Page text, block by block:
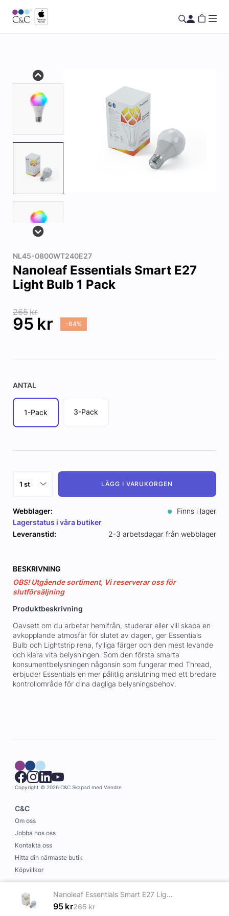
NL45-0800WT240E27
Nanoleaf Essentials Smart E27
Light Bulb 1 Pack
265kr
95 kr -64%
ANTAL
1-Pack 3-Pack
LÄGG I VARUKORGEN
Nanoleaf Essentials Smart E27 Light Bulb 1 Pack
95 kr265kr
Webblager:
Finns i lager
Lagerstatus i våra butiker
Leveranstid:
2-3 arbetsdagar från webblager
BESKRIVNING
OBS! Utgående sortiment, Vi reserverar oss för
slutförsäljning
Produktbeskrivning
Oavsett om du arbetar hemifrån, studerar eller vill skapa en
avkopplande atmosfär för slutet av dagen, ger Essentials
Bulb och Lightstrip rena, fylliga färger och den mest levande
och klara vita belysningen. Som den första smarta
konsumentbelysningen någonsin som fungerar med Thread,
erbjuder Essentials en mer pålitlig anslutning med ett bredare
kontrollområde för dina dagliga belysningsbehov.
Copyright © 2026 C&C Skapad med Vendre
C&C
Om oss
Jobba hos oss
Kontakta oss
Hitta din närmaste butik
Köpvillkor
Information
Leverans och betalning